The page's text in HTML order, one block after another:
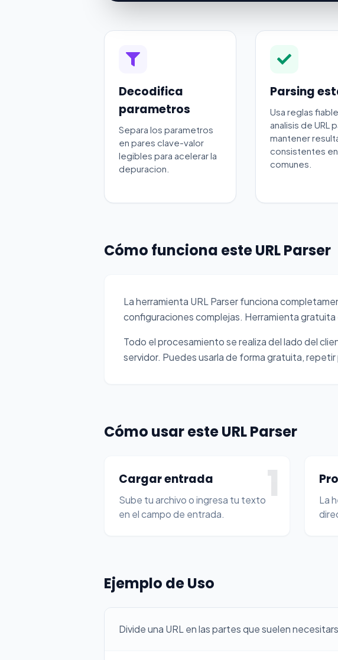
Decodifica
parametros
Separa los parametros
en pares clave-valor
legibles para acelerar la
depuracion.
Parsing
Usa reglas
analisis de URL
mantener
consistentes
comunes.
Cómo funciona este URL Parser
La herramienta URL Parser funciona
configuraciones complejas. Herramienta gratuita
Todo el procesamiento se realiza del lado del
servidor. Puedes usarla de forma gratuita,
Cómo usar este URL Parser
1
Cargar entrada
Sube tu archivo o ingresa tu texto
en el campo de entrada.
La
Ejemplo de Uso
Divide una URL en las partes que suelen